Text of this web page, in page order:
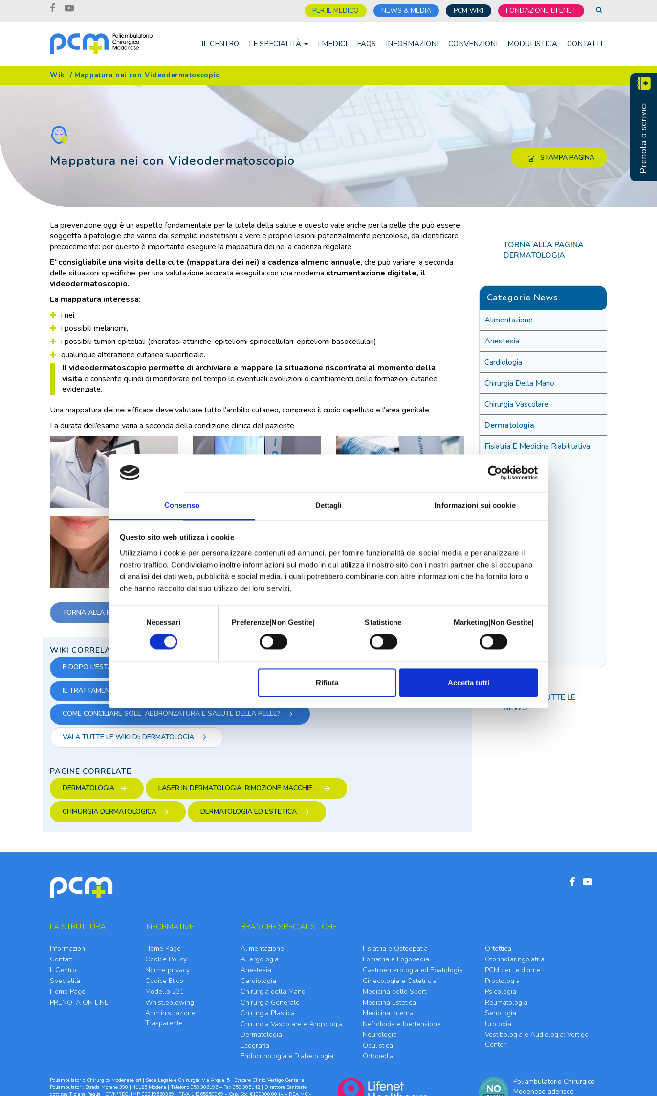
Consenso Dettagli Informazioni sui cookie
Questo sito web utilizza i cookie
Utilizziamo i cookie per personalizzare contenuti ed annunci, per fornire funzionalità dei social media e per analizzare il
nostro traffico. Condividiamo inoltre informazioni sul modo in cui utilizza il nostro sito con i nostri partner che si occupano
di analisi dei dati web, pubblicità e social media, i quali potrebbero combinarle con altre informazioni che ha fornito loro o
che hanno raccolto dal suo utilizzo dei loro servizi.
Selezione
del
Necessari Preferenze|Non Gestite| Statistiche Marketing|Non Gestite|
Rifiuta Accetta tutti
PER IL MEDICO NEWS & MEDIA PCM WIKI FONDAZIONE LIFENET
IL CENTRO LE SPECIALITÀ I MEDICI FAQS INFORMAZIONI CONVENZIONI MODULISTICA CONTATTI
Wiki / Mappatura nei con Videodermatoscopio
Mappatura nei con Videodermatoscopio STAMPA PAGINA
La prevenzione oggi è un aspetto fondamentale per la tutela della salute e questo vale anche per la pelle che può essere
soggetta a patologie che vanno dai semplici inestetismi a vere e proprie lesioni potenzialmente pericolose, da identificare
precocemente: per questo è importante eseguire la mappatura dei nei a cadenza regolare.
E’ consigliabile una visita della cute (mappatura dei nei) a cadenza almeno annuale, che può variare a seconda
delle situazioni specifiche, per una valutazione accurata eseguita con una moderna strumentazione digitale, il
videodermatoscopio.
La mappatura interessa:
i nei,
i possibili melanomi,
i possibili tumori epiteliali (cheratosi attiniche, epiteliomi spinocellulari, epiteliomi basocellulari)
qualunque alterazione cutanea superficiale.
Il videodermatoscopio permette di archiviare e mappare la situazione riscontrata al momento della
visita e consente quindi di monitorare nel tempo le eventuali evoluzioni o cambiamenti delle formazioni cutanee
evidenziate.
Una mappatura dei nei efficace deve valutare tutto l’ambito cutaneo, compreso il cuoio capelluto e l’area genitale.
La durata dell’esame varia a seconda della condizione clinica del paziente.
TORNA ALLA PAGINA DI DERMATOLOGIA
WIKI CORRELATE:
E DOPO L'ESTATE? LA VACANZA PER LA PELLE PUÒ CONTINUARE
IL TRATTAMENTO LASER PER LA PELLE: LA STAGIONE GIUSTA È L'AUTUNNO-INVERNO
COME CONCILIARE SOLE, ABBRONZATURA E SALUTE DELLA PELLE?
VAI A TUTTE LE WIKI DI: DERMATOLOGIA
PAGINE CORRELATE
DERMATOLOGIA LASER IN DERMATOLOGIA: RIMOZIONE MACCHIE…
CHIRURGIA DERMATOLOGICA DERMATOLOGIA ED ESTETICA
TORNA ALLA PAGINA
DERMATOLOGIA
Categorie News
Alimentazione
Anestesia
Cardiologia
Chirurgia Della Mano
Chirurgia Vascolare
Dermatologia
Fisiatria E Medicina Riabilitativa
Foniatria
Medicina Estetica
Oculistica
Ortopedia
Reumatologia
TORNA A TUTTE LE
NEWS
LA STRUTTURA
Informazioni
Contatti
Il Centro
Specialità
Home Page
PRENOTA ON LINE
INFORMATIVE
Home Page
Cookie Policy
Norme privacy
Codice Etico
Modello 231
Whistleblowing
Amministrazione
Trasparente
BRANCHE SPECIALISTICHE
Alimentazione
Allergologia
Anestesia
Cardiologia
Chirurgia della Mano
Chirurgia Generale
Chirurgia Plastica
Chirurgia Vascolare e Angiologia
Dermatologia
Ecografia
Endocrinologia e Diabetologia
Fisiatria e Osteopatia
Foniatria e Logopedia
Gastroenterologia ed Epatologia
Ginecologia e Ostetricia
Medicina dello Sport
Medicina Estetica
Medicina Interna
Nefrologia e Ipertensione
Neurologia
Oculistica
Ortopedia
Ortottica
Otorinolaringoiatria
PCM per le donne
Proctologia
Psicologia
Reumatologia
Senologia
Urologia
Vestibologia e Audiologia: Vertigo
Center
Poliambulatorio Chirurgico Modenese srl | Sede Legale e Chirurgia: Via Arquà, 5 | Eyecare Clinic, Vertigo Center e
Poliambulatori: Strada Morane 390 | 41125 Modena | Telefono 059.306196 – Fax 059.305142 | Direttore Sanitario
dott.ssa Tiziana Paglia | CF/N°REG. IMP. 02319560369 | P.IVA 14365250969 – Cap. Soc. €100000,00 i.v. – REA MO-
Poliambulatorio Chirurgico
Modenese aderisce
Prenota o scrivici